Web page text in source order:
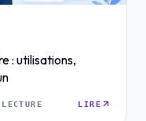
: utilisations,
LIRE